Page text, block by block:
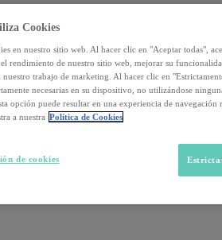
Cookies
en nuestro sitio web. Al hacer clic en "Aceptar todas",
rendimiento de nuestro sitio web, mejorar su
nuestro trabajo de marketing. Al hacer clic en
necesarias en su dispositivo, no utilizándose
opción puede resultar en una experiencia de
a nuestra Política de Cookies
de cookies